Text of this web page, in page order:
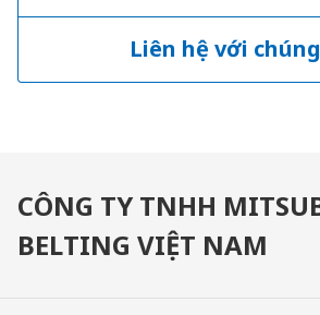
Liên hệ với
CÔNG TY TNHH
BELTING VIỆT NAM